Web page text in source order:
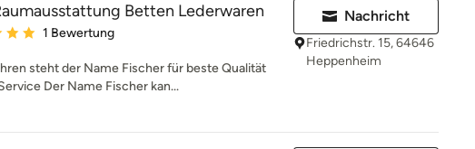
Betten Lederwaren
Bewertung: 5 von 5 Sternen
1 Bewertung
steht der Name Fischer für beste Qualität
Der Name Fischer kan...
Nachricht
Friedrichstr. 15, 64646
Heppenheim